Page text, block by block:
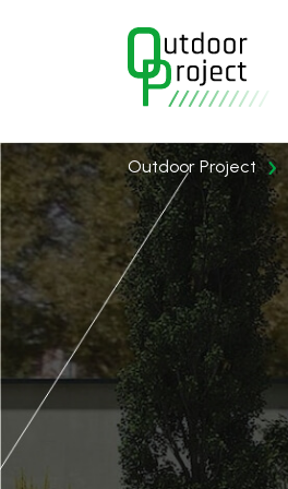
Outdoor Project ›